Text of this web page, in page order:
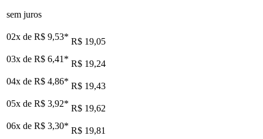
sem juros
02x de R$ 9,53* R$ 19,05
03x de R$ 6,41 * R$ 19,24
04x de R$ 4,86* R$ 19,43
05x de R$ 3,92* R$ 19,62
06x de R$ 3,30* R$ 19,81